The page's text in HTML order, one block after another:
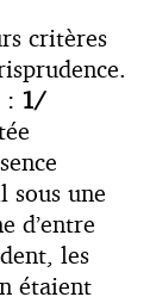
critères
: 1/
sous une
d’entre
les
étaient